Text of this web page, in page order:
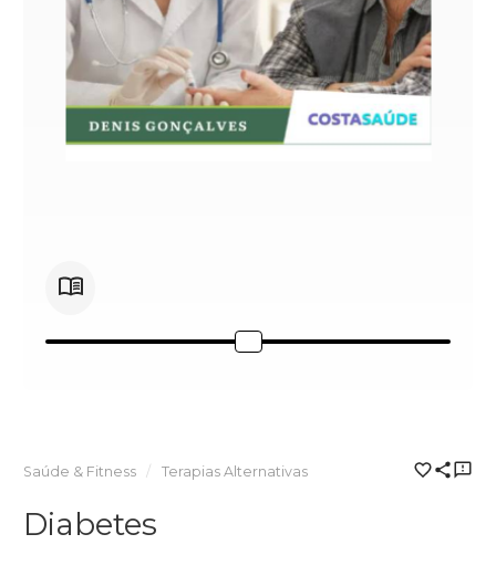
Saúde & Fitness Terapias Alternativas
Diabetes